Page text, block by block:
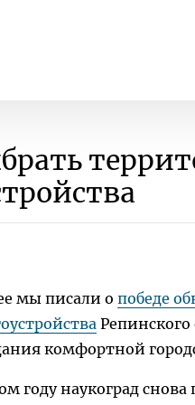
мы писали о победе
Репинского
комфортной
году наукоград